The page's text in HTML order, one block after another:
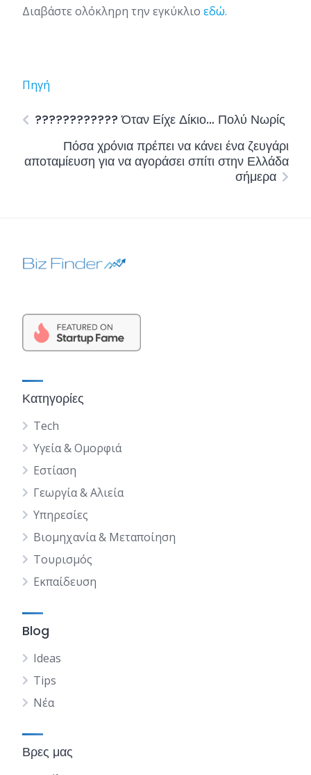
Διαβάστε ολόκληρη την εγκύκλιο εδώ.
Πηγή
???????????? Όταν Είχε Δίκιο… Πολύ Νωρίς
Πόσα χρόνια πρέπει να κάνει ένα ζευγάρι
αποταμίευση για να αγοράσει σπίτι στην Ελλάδα
σήμερα
Κατηγορίες
Tech
Υγεία & Ομορφιά
Εστίαση
Γεωργία & Αλιεία
Υπηρεσίες
Βιομηχανία & Μεταποίηση
Τουρισμός
Εκπαίδευση
Blog
Ideas
Tips
Νέα
Βρες μας